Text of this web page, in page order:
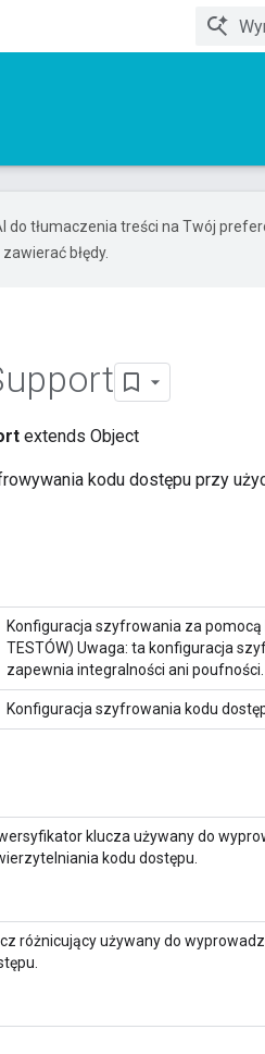
do tłumaczenia treści na Twój
błędy.
extends Object
kodu dostępu przy
Konfiguracja szyfrowania za pomocą
TESTÓW) Uwaga: ta konfiguracja
zapewnia integralności ani poufności.
Konfiguracja szyfrowania kodu
klucza używany do
kodu dostępu.
różnicujący używany do